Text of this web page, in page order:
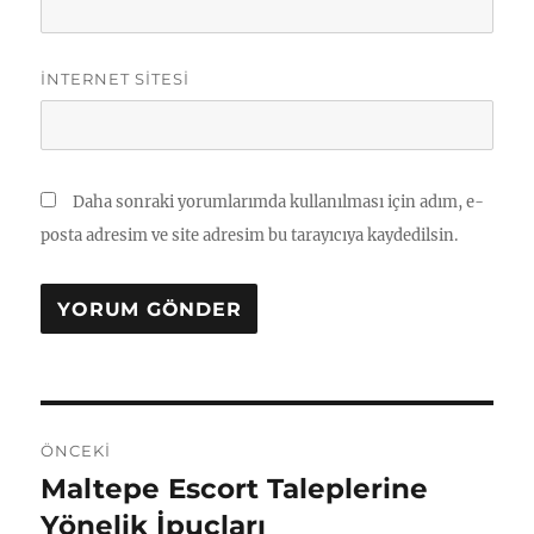
İNTERNET SITESI
Daha sonraki yorumlarımda kullanılması için adım, e-
posta adresim ve site adresim bu tarayıcıya kaydedilsin.
gezinmesi
ÖNCEKI
Önceki
yazı:
Maltepe Escort Taleplerine
Yönelik İpuçları